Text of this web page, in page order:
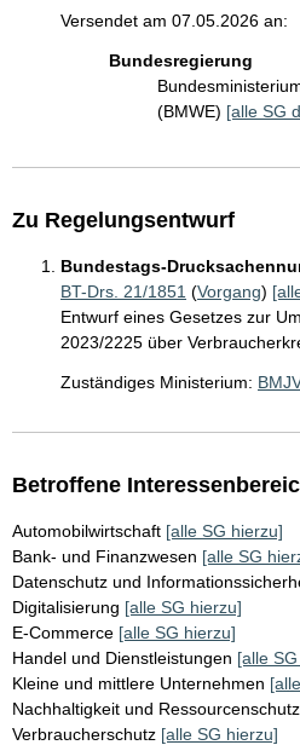
Versendet am 07.05.2026 an:
Bundesregierung
(BMWE) [alle SG
Zu Regelungsentwurf
Bundestags-
BT-Drs. 21/1851 (Vorgang)
Entwurf eines Gesetzes zur
2023/2225 über
Zuständiges Ministerium:
Betroffene
Automobilwirtschaft [alle SG hierzu]
Bank- und Finanzwesen [alle SG
Datenschutz und
Digitalisierung [alle SG hierzu]
E-Commerce [alle SG hierzu]
Handel und Dienstleistungen [alle
Kleine und mittlere Unternehmen
Nachhaltigkeit und Ressourcenschutz
Verbraucherschutz [alle SG hierzu]